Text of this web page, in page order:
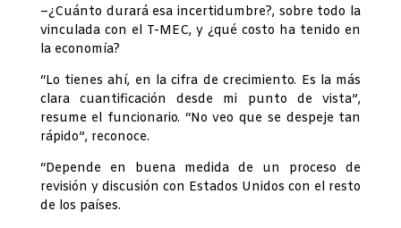
–¿Cuánto durará esa incertidumbre?, sobre todo la
vinculada con el T-MEC, y ¿qué costo ha tenido en
la economía?
“Lo tienes ahí, en la cifra de crecimiento. Es la más
clara cuantificación desde mi punto de vista”,
resume el funcionario. “No veo que se despeje tan
rápido”, reconoce.
“Depende en buena medida de un proceso de
revisión y discusión con Estados Unidos con el resto
de los países.